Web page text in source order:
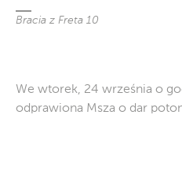
Bracia z Freta 10
We wtorek, 24 września o
odprawiona Msza o dar